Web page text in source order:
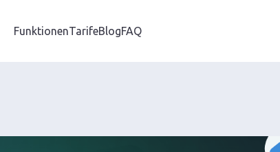
FunktionenTarifeBlogFAQ